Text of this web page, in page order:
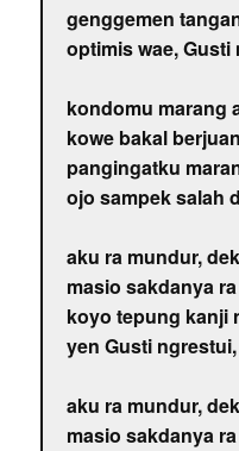
genggemen
optimis wae, Gusti
kondomu marang
kowe bakal
pangingatku
ojo sampek salah
aku ra mundur,
masio sakdanya
koyo tepung kanji
yen Gusti
aku ra mundur,
masio sakdanya